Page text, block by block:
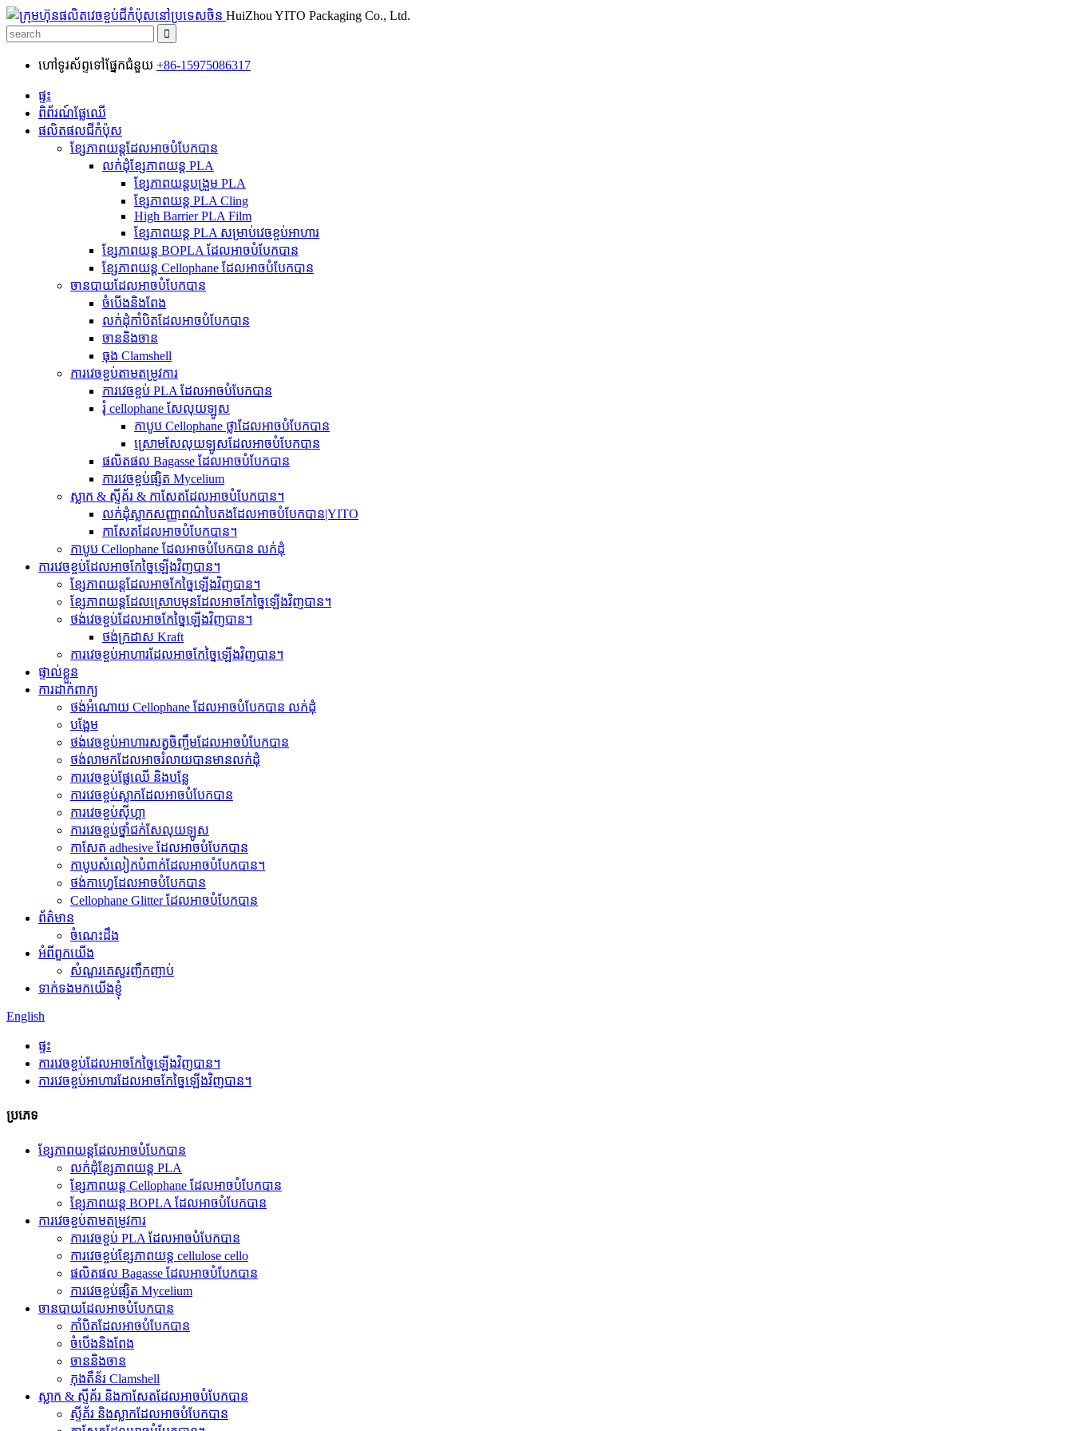
HuiZhou YITO Packaging Co., Ltd.
ហៅទូរស័ព្ទទៅផ្នែកជំនួយ +86-15975086317
ផ្ទះ
ពិព័រណ៍ផ្លែឈើ
ផលិតផលជីកំប៉ុស
ខ្សែភាពយន្តដែលអាចបំបែកបាន
លក់ដុំខ្សែភាពយន្ត PLA
ខ្សែភាពយន្តបង្រួម PLA
ខ្សែភាពយន្ត PLA Cling
High Barrier PLA Film
ខ្សែភាពយន្ត PLA សម្រាប់វេចខ្ចប់អាហារ
ខ្សែភាពយន្ត BOPLA ដែលអាចបំបែកបាន
ខ្សែភាពយន្ត Cellophane ដែលអាចបំបែកបាន
ចានបាយដែលអាចបំបែកបាន
ចំបើងនិងពែង
លក់ដុំកាំបិតដែលអាចបំបែកបាន
ចាននិងចាន
ធុង Clamshell
ការវេចខ្ចប់តាមតម្រូវការ
ការវេចខ្ចប់ PLA ដែលអាចបំបែកបាន
រុំ cellophane សែលុយឡូស
កាបូប Cellophane ថ្លាដែលអាចបំបែកបាន
ស្រោមសែលុយឡូសដែលអាចបំបែកបាន
ផលិតផល Bagasse ដែលអាចបំបែកបាន
ការវេចខ្ចប់ផ្សិត Mycelium
ស្លាក & ស្ទីគ័រ & កាសែតដែលអាចបំបែកបាន។
លក់ដុំស្លាកសញ្ញាពណ៌បៃតងដែលអាចបំបែកបាន|YITO
កាសែតដែលអាចបំបែកបាន។
កាបូប Cellophane ដែលអាចបំបែកបាន លក់ដុំ
ការវេចខ្ចប់ដែលអាចកែច្នៃឡើងវិញបាន។
ខ្សែភាពយន្តដែលអាចកែច្នៃឡើងវិញបាន។
ខ្សែភាពយន្តដែលស្រោបមុនដែលអាចកែច្នៃឡើងវិញបាន។
ថង់វេចខ្ចប់ដែលអាចកែច្នៃឡើងវិញបាន។
ថង់ក្រដាស Kraft
ការវេចខ្ចប់អាហារដែលអាចកែច្នៃឡើងវិញបាន។
ផ្ទាល់ខ្លួន
ការដាក់ពាក្យ
ថង់អំណោយ Cellophane ដែលអាចបំបែកបាន លក់ដុំ
បង្អែម
ថង់វេចខ្ចប់អាហារសត្វចិញ្ចឹមដែលអាចបំបែកបាន
ថង់​លាមក​ដែល​អាច​រំលាយ​បាន​មាន​លក់​ដុំ
ការវេចខ្ចប់ផ្លែឈើ និងបន្លែ
ការវេចខ្ចប់ស្លាកដែលអាចបំបែកបាន
ការវេចខ្ចប់ស៊ីហ្គា
ការវេចខ្ចប់ថ្នាំជក់សែលុយឡូស
កាសែត adhesive ដែលអាចបំបែកបាន
កាបូបសំលៀកបំពាក់ដែលអាចបំបែកបាន។
ថង់កាហ្វេដែលអាចបំបែកបាន
Cellophane Glitter ដែលអាចបំបែកបាន
ព័ត៌មាន
ចំណេះដឹង
អំពីពួកយើង
សំណួរគេសួរញឹកញាប់
ទាក់ទងមកយើងខ្ញុំ
English
ផ្ទះ
ការវេចខ្ចប់ដែលអាចកែច្នៃឡើងវិញបាន។
ការវេចខ្ចប់អាហារដែលអាចកែច្នៃឡើងវិញបាន។
ប្រភេទ
ខ្សែភាពយន្តដែលអាចបំបែកបាន
លក់ដុំខ្សែភាពយន្ត PLA
ខ្សែភាពយន្ត Cellophane ដែលអាចបំបែកបាន
ខ្សែភាពយន្ត BOPLA ដែលអាចបំបែកបាន
ការវេចខ្ចប់តាមតម្រូវការ
ការវេចខ្ចប់ PLA ដែលអាចបំបែកបាន
ការវេចខ្ចប់ខ្សែភាពយន្ត cellulose cello
ផលិតផល Bagasse ដែលអាចបំបែកបាន
ការវេចខ្ចប់ផ្សិត Mycelium
ចានបាយដែលអាចបំបែកបាន
កាំបិតដែលអាចបំបែកបាន
ចំបើងនិងពែង
ចាននិងចាន
កុងតឺន័រ Clamshell
ស្លាក & ស្ទីគ័រ និងកាសែតដែលអាចបំបែកបាន
ស្ទីគ័រ និងស្លាកដែលអាចបំបែកបាន